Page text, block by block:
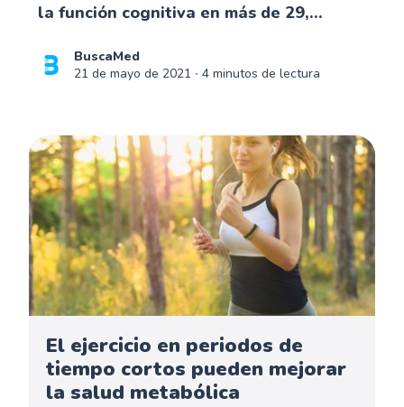
la función cognitiva en más de 29,...
BuscaMed
21 de mayo de 2021 ∙ 4 minutos de lectura
El ejercicio en periodos de
tiempo cortos pueden mejorar
la salud metabólica